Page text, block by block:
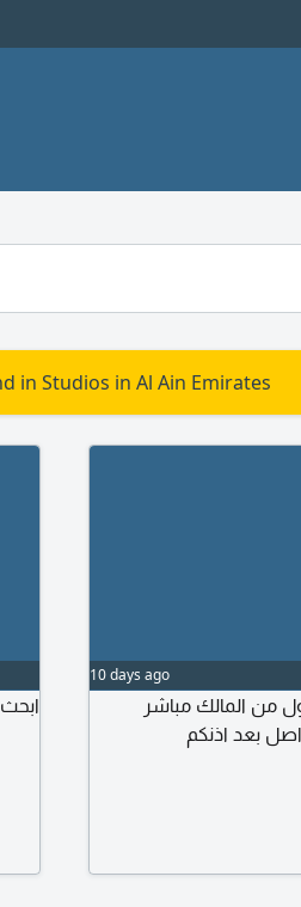
in Studios in Al Ain Emirates
10 days ago
من المالك مباشر
بعد اذنكم